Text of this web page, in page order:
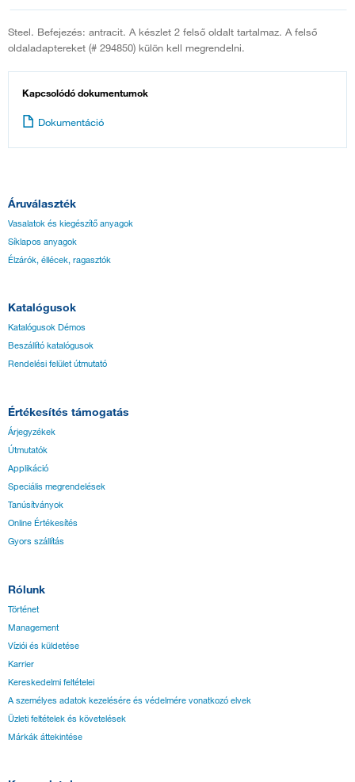
Steel. Befejezés: antracit. A készlet 2 felső oldalt tartalmaz. A felső
oldaladaptereket (# 294850) külön kell megrendelni.
Kapcsolódó dokumentumok
Dokumentáció
Áruválaszték
Vasalatok és kiegészítő anyagok
Síklapos anyagok
Élzárók, éllécek, ragasztók
Katalógusok
Katalógusok Démos
Beszállító katalógusok
Rendelési felület útmutató
Értékesítés támogatás
Árjegyzékek
Útmutatók
Applikáció
Speciális megrendelések
Tanúsítványok
Online Értékesítés
Gyors szállítás
Rólunk
Történet
Management
Víziói és küldetése
Karrier
Kereskedelmi feltételei
A személyes adatok kezelésére és védelmére vonatkozó elvek
Üzleti feltételek és követelések
Márkák áttekintése